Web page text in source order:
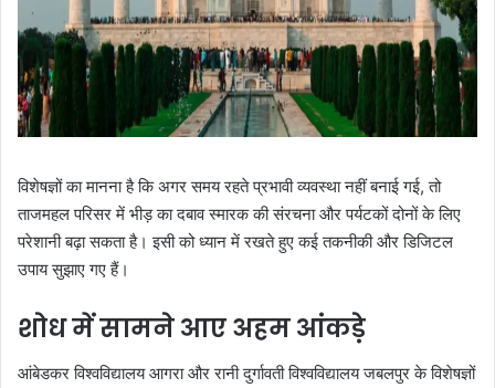
विशेषज्ञों का मानना है कि अगर समय रहते प्रभावी व्यवस्था नहीं बनाई गई, तो
ताजमहल परिसर में भीड़ का दबाव स्मारक की संरचना और पर्यटकों दोनों के लिए
परेशानी बढ़ा सकता है। इसी को ध्यान में रखते हुए कई तकनीकी और डिजिटल
उपाय सुझाए गए हैं।
शोध में सामने आए अहम आंकड़े
आंबेडकर विश्वविद्यालय आगरा और रानी दुर्गावती विश्वविद्यालय जबलपुर के विशेषज्ञों